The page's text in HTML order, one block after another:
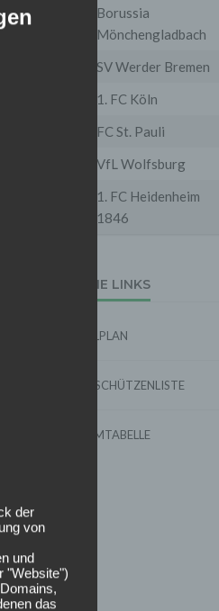
Borussia
Mönchengladbach
SV Werder Bremen
1. FC Köln
FC St. Pauli
VfL Wolfsburg
1. FC Heidenheim
1846
EXTERNE LINKS
SPIELPLAN
TORSCHÜTZENLISTE
FORMTABELLE
der
von
und
"Website")
das